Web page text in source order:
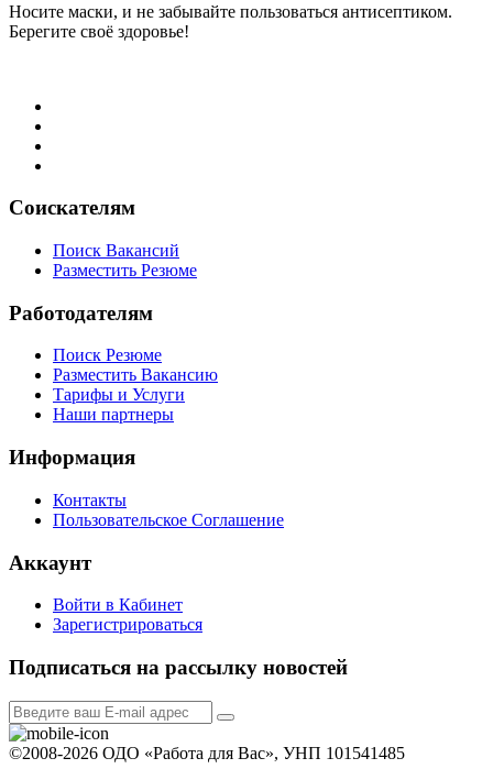
Носите маски, и не забывайте пользоваться антисептиком.
Берегите своё здоровье!
Соискателям
Поиск Вакансий
Разместить Резюме
Работодателям
Поиск Резюме
Разместить Вакансию
Тарифы и Услуги
Наши партнеры
Информация
Контакты
Пользовательское Соглашение
Аккаунт
Войти в Кабинет
Зарегистрироваться
Подписаться на рассылку новостей
©2008-2026 ОДО «Работа для Вас», УНП 101541485